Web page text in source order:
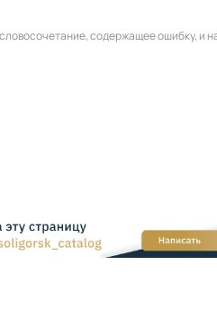
содержащее ошибку, и